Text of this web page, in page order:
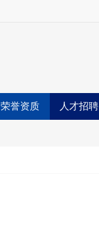
荣誉资质 人才招聘